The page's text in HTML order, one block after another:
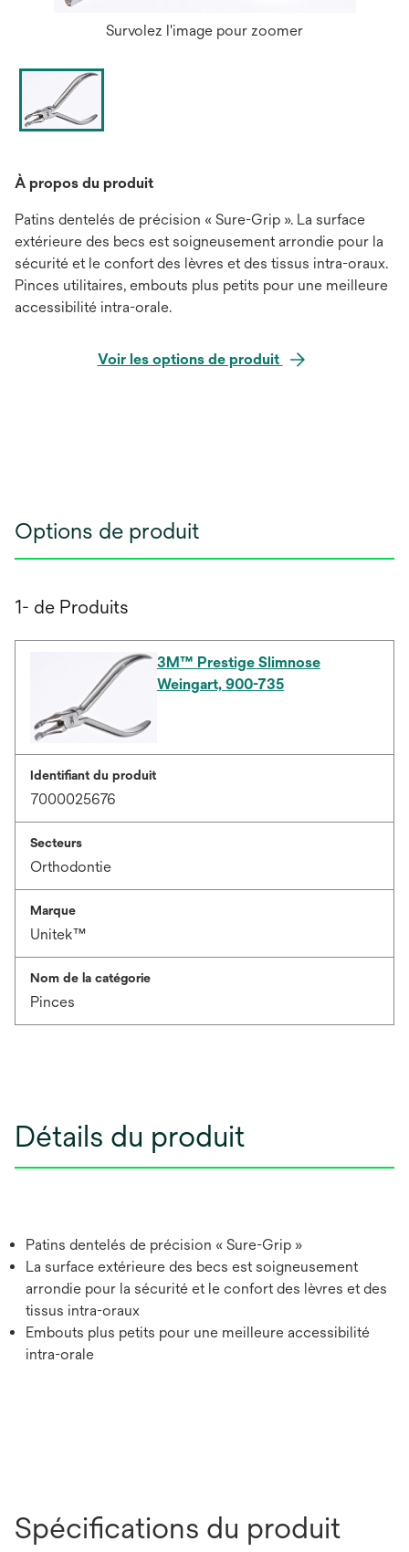
Survolez l'image pour zoomer
À propos du produit
Patins dentelés de précision « Sure-Grip ». La surface
extérieure des becs est soigneusement arrondie pour la
sécurité et le confort des lèvres et des tissus intra-oraux.
Pinces utilitaires, embouts plus petits pour une meilleure
accessibilité intra-orale.
Voir les options de produit
Options de produit
1- de Produits
3M™ Prestige Slimnose
Weingart, 900-735
Identifiant du produit
7000025676
Secteurs
Orthodontie
Marque
Unitek™
Nom de la catégorie
Pinces
Détails du produit
Patins dentelés de précision « Sure-Grip »
La surface extérieure des becs est soigneusement
arrondie pour la sécurité et le confort des lèvres et des
tissus intra-oraux
Embouts plus petits pour une meilleure accessibilité
intra-orale
Spécifications du produit